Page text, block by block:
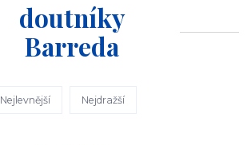
doutníky
Barreda
Nejlevnější Nejdražší